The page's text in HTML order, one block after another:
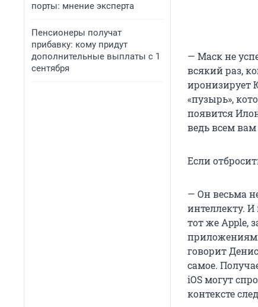
порты: мнение эксперта
Пенсионеры получат
прибавку: кому придут
дополнительные выплаты с 1
сентября
— Маск не
всякий раз,
иронизирует
«пузырь»,
появится
ведь всем вам
Если
— Он весьма
интеллекту.
тот же Apple,
говорит
самое.
iOS могут
контексте